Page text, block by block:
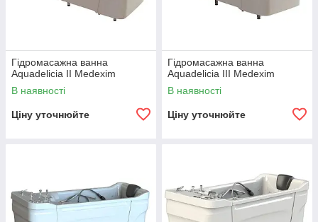
Гідромасажна ванна
Aquadelicia II Medexim
В наявності
Ціну уточнюйте
Гідромасажна ванна
Aquadelicia III Medexim
В наявності
Ціну уточнюйте